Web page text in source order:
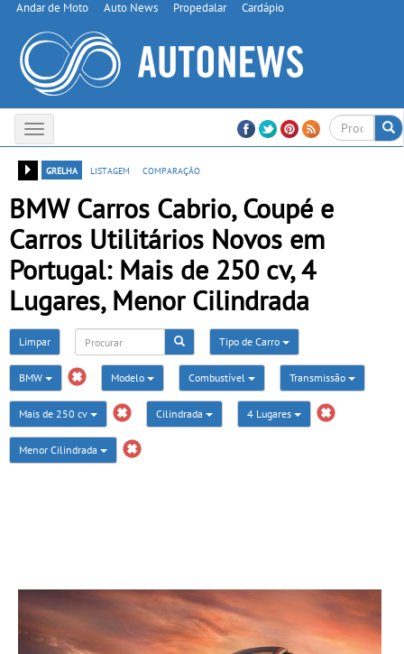
Andar de Moto Auto News Propedalar Cardápio
Toggle
navigation
grelha
listagem comparação
BMW Carros Cabrio, Coupé e
Carros Utilitários Novos em
Portugal: Mais de 250 cv, 4
Lugares, Menor Cilindrada
Limpar Tipo de Carro
BMW Modelo Combustível Transmissão
Mais de 250 cv Cilindrada 4 Lugares
Menor Cilindrada